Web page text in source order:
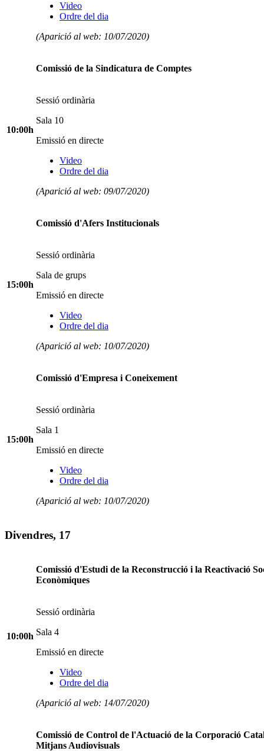
Video
Ordre del dia
(Aparició al web: 10/07/2020)
10:00h
Comissió de la Sindicatura de Comptes
Sessió ordinària
Sala 10
Emissió en directe
Video
Ordre del dia
(Aparició al web: 09/07/2020)
15:00h
Comissió d'Afers Institucionals
Sessió ordinària
Sala de grups
Emissió en directe
Video
Ordre del dia
(Aparició al web: 10/07/2020)
15:00h
Comissió d'Empresa i Coneixement
Sessió ordinària
Sala 1
Emissió en directe
Video
Ordre del dia
(Aparició al web: 10/07/2020)
Divendres, 17
10:00h
Comissió d'Estudi de la Reconstrucció i la Reactivació
Econòmiques
Sessió ordinària
Sala 4
Emissió en directe
Video
Ordre del dia
(Aparició al web: 14/07/2020)
Comissió de Control de l'Actuació de la Corporació
Mitjans Audiovisuals